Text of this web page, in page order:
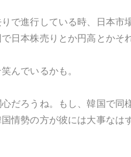
で進行している時、日本市
日本株売りとか円高とかそ
んでいるかも。
心だろうね。もし、韓国で
情勢の方が彼には大事なはず